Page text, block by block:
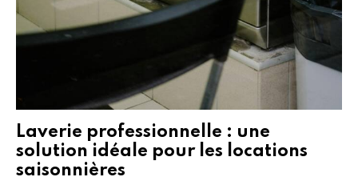
Laverie professionnelle : une
solution idéale pour les locations
saisonnières